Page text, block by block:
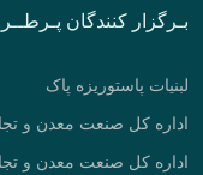
بـرگزار کنندگان
لبنیات پاستوریزه پاک
اداره کل صنعت معدن و
اداره کل صنعت معدن و